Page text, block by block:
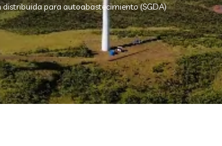
para autoabastecimiento (SGDA)